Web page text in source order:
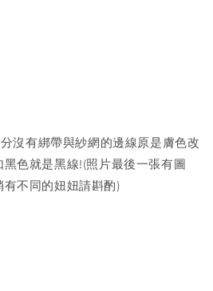
沒有綁帶與紗網的邊線原是膚色改
色就是黑線!(照片最後一張有圖
不同的妞妞請斟酌)